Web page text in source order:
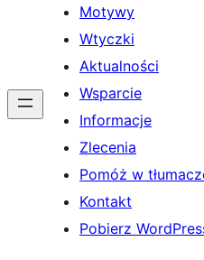
Motywy
Wtyczki
Aktualności
Wsparcie
Informacje
Zlecenia
Pomóż w
Kontakt
Pobierz